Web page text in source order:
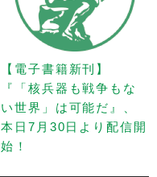
【電子書籍新刊】
『「核兵器も戦争もな
い世界」は可能だ』、
本日7月30日より配信開
始！